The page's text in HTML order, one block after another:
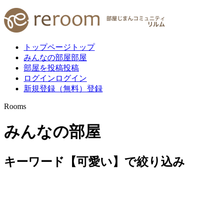
トップページ トップ
みんなの部屋部屋
部屋を投稿投稿
ログイン ログイン
新規登録（無料） 登録
Rooms
みんなの部屋
キーワード 【可愛い】 で絞り込み